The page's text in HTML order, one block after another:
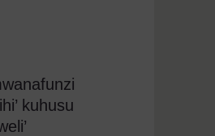
kuhusu